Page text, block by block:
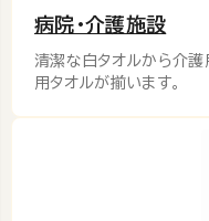
病院・介護施設
清潔な白タオルから介護
用タオルが揃います。